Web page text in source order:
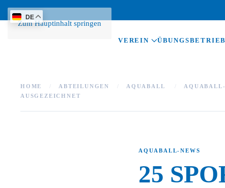
Zum Hauptinhalt springen
VEREIN ÜBUNGSBETRIEB
HOME ABTEILUNGEN AQUABALL AQUABALL-
AUSGEZEICHNET
AQUABALL-NEWS
25
DE